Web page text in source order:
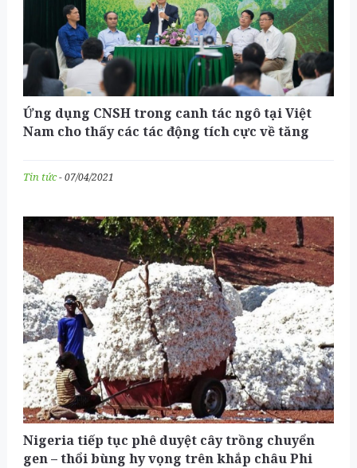
Ứng dụng CNSH trong canh tác ngô tại Việt
Nam cho thấy các tác động tích cực về tăng
Tin tức- 07/04/2021
Nigeria tiếp tục phê duyệt cây trồng chuyển
gen – thổi bùng hy vọng trên khắp châu Phi